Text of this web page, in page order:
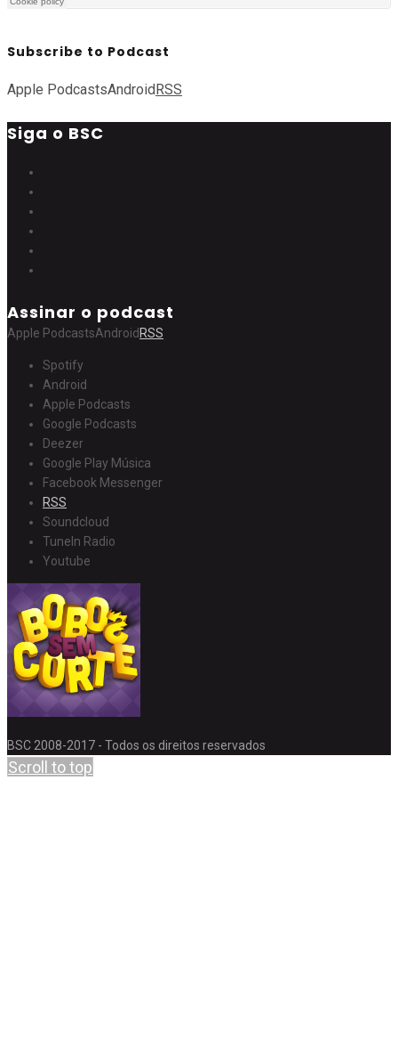
Subscribe to Podcast
Apple PodcastsAndroid RSS
Siga o BSC
Assinar o podcast
Apple PodcastsAndroid RSS
Spotify
Android
Apple Podcasts
Google Podcasts
Deezer
Google Play Música
Facebook Messenger
RSS
Soundcloud
TuneIn Radio
Youtube
BSC 2008-2017 - Todos os direitos reservados
Scroll to top